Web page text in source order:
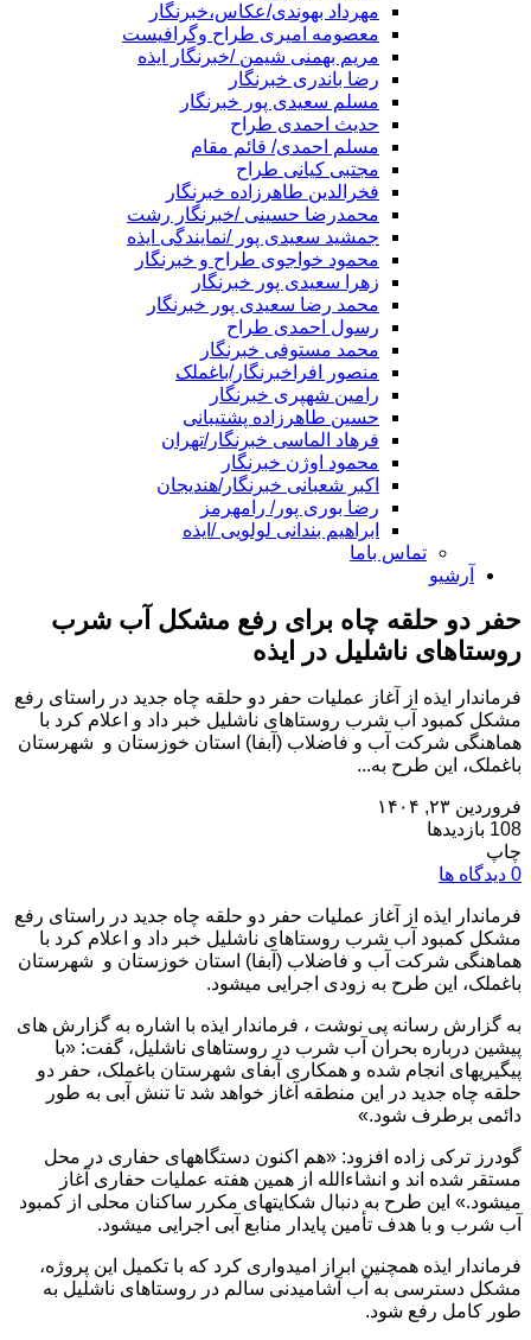
مهرداد بهوندی/عکاس،خبرنگار
معصومه امیری طراح وگرافیست
مریم بهمنی شیمن /خبرنگار ایذه
رضا باندری خبرنگار
مسلم سعیدی پور خبرنگار
حدیث احمدی طراح
مسلم احمدی/ قائم مقام
مجتبی کیانی طراح
فخرالدین طاهرزاده خبرنگار
محمدرضا حسینی /خبرنگار رشت
جمشید سعیدی پور /نمایندگی ایذه
محمود خواجوی طراح و خبرنگار
زهرا سعیدی پور خبرنگار
محمد رضا سعیدی پور خبرنگار
رسول احمدی طراح
محمد مستوفی خبرنگار
منصور افراخبرنگار/باغملک
رامین شهپری خبرنگار
حسین طاهرزاده پشتیبانی
فرهاد الماسی خبرنگار/تهران
محمود اوژن خبرنگار
اکبر شعبانی خبرنگار/هندیجان
رضا بوری پور/ رامهرمز
ابراهیم بندانی لولویی /ایذه
تماس باما
آرشیو
حفر دو حلقه چاه برای رفع مشکل آب شرب
روستاهای ناشلیل در ایذه
فرماندار ایذه از آغاز عملیات حفر دو حلقه چاه جدید در راستای رفع
مشکل کمبود آب شرب روستاهای ناشلیل خبر داد و اعلام کرد با
هماهنگی شرکت آب و فاضلاب (آبفا) استان خوزستان و شهرستان
باغملک، این طرح به...
فروردین ۲۳, ۱۴۰۴
108 بازدیدها
چاپ
0 دیدگاه ها
فرماندار ایذه از آغاز عملیات حفر دو حلقه چاه جدید در راستای رفع
مشکل کمبود آب شرب روستاهای ناشلیل خبر داد و اعلام کرد با
هماهنگی شرکت آب و فاضلاب (آبفا) استان خوزستان و شهرستان
باغملک، این طرح به زودی اجرایی میشود.
به گزارش رسانه پی نوشت ، فرماندار ایذه با اشاره به گزارش های
پیشین درباره بحران آب شرب در روستاهای ناشلیل، گفت: «با
پیگیریهای انجام شده و همکاری آبفای شهرستان باغملک، حفر دو
حلقه چاه جدید در این منطقه آغاز خواهد شد تا تنش آبی به طور
دائمی برطرف شود.»
گودرز ترکی زاده افزود: «هم اکنون دستگاههای حفاری در محل
مستقر شده اند و انشاءالله از همین هفته عملیات حفاری آغاز
میشود.» این طرح به دنبال شکایتهای مکرر ساکنان محلی از کمبود
آب شرب و با هدف تأمین پایدار منابع آبی اجرایی میشود.
فرماندار ایذه همچنین ابراز امیدواری کرد که با تکمیل این پروژه،
مشکل دسترسی به آب آشامیدنی سالم در روستاهای ناشلیل به
طور کامل رفع شود.